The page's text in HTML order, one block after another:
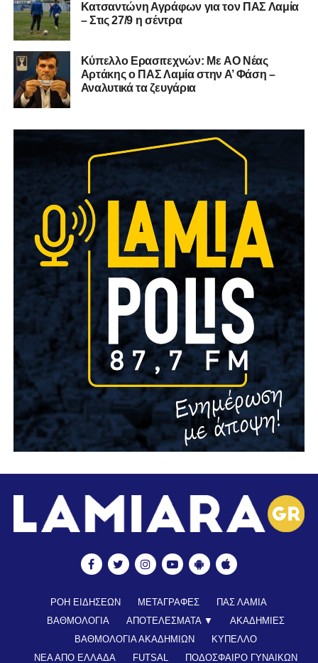
Κατσαντώνη Αγράφων για τον ΠΑΣ Λαμία
– Στις 27/9 η σέντρα
Kύπελλο Ερασιτεχνών: Με AO Nέας
Αρτάκης ο ΠΑΣ Λαμία στην Α’ Φάση –
Αναλυτικά τα ζευγάρια
ΡΟΗ ΕΙΔΗΣΕΩΝ ΜΕΤΑΓΡΑΦΕΣ
ΠΑΣ ΛΑΜΙΑ
ΒΑΘΜΟΛΟΓΙΑ
ΑΠΟΤΕΛΕΣΜΑΤΑ ▼
ΑΚΑΔΗΜΙΕΣ
ΒΑΘΜΟΛΟΓΙΑ ΑΚΑΔΗΜΙΩΝ
ΚΥΠΕΛΛΟ
ΝΕΑ ΑΠΟ ΕΛΛΑΔΑ
FUTSAL ΠΟΔΟΣΦΑΙΡΟ ΓΥΝΑΙΚΩΝ